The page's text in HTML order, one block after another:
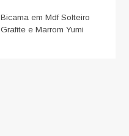
Bicama em Mdf Solteiro
Grafite e Marrom Yumi